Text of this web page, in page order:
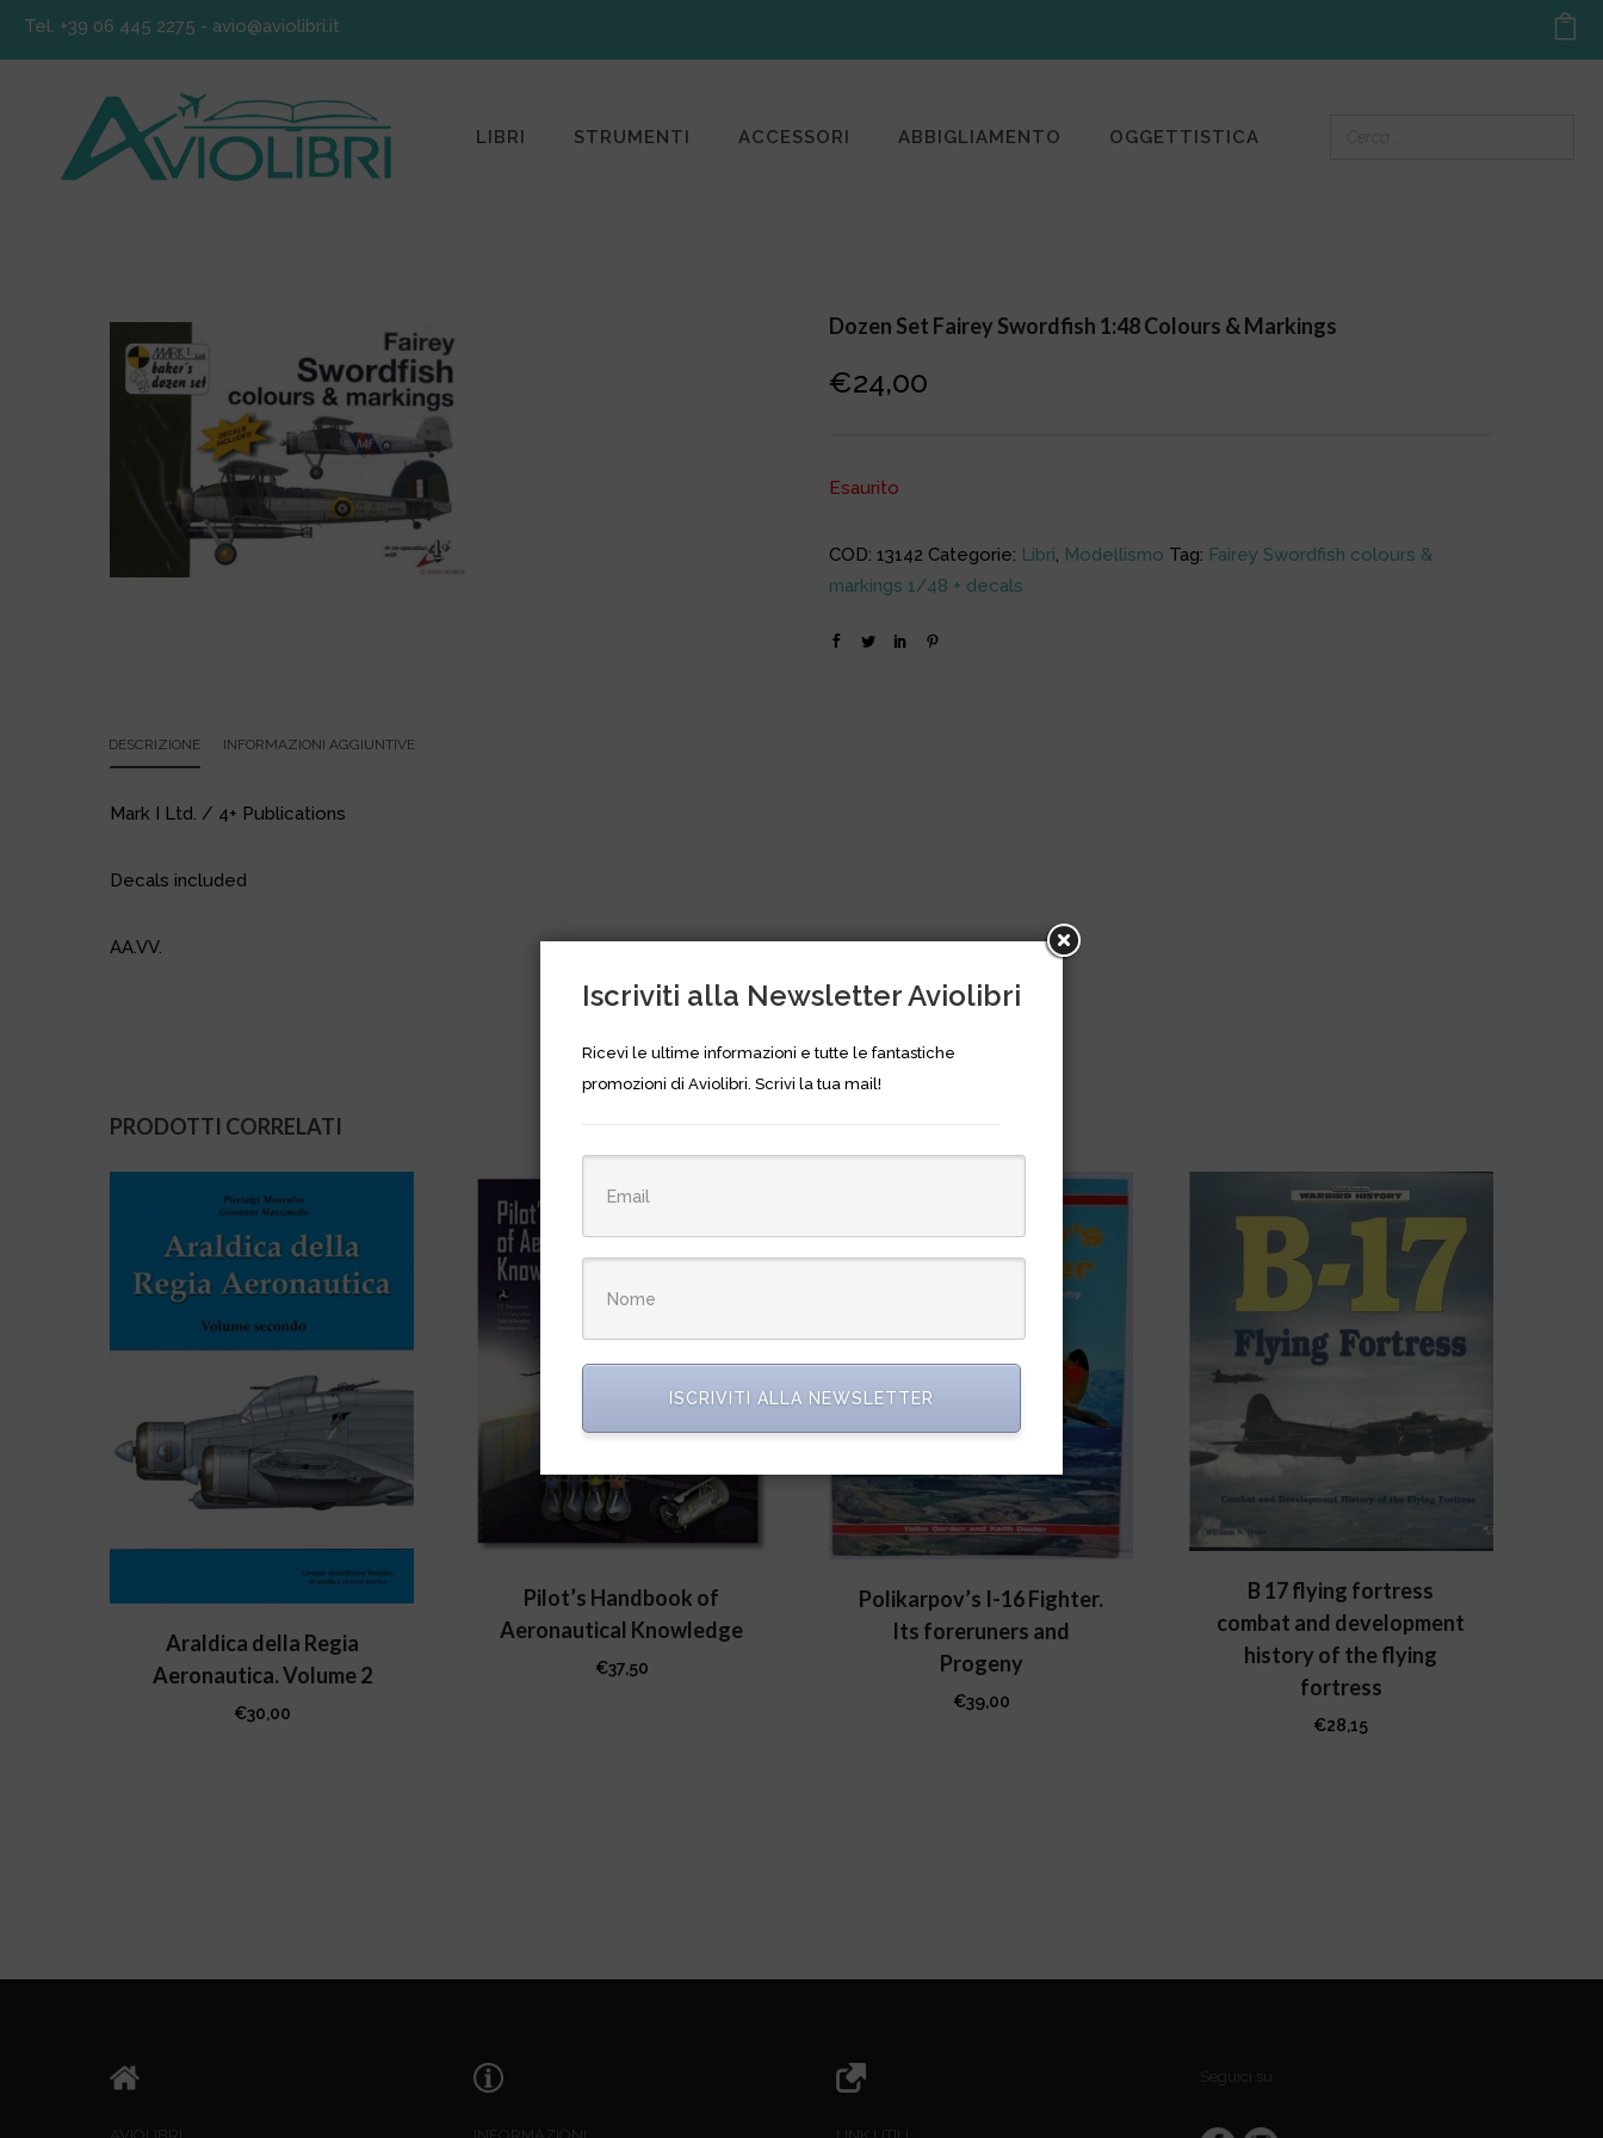
Tel. +39 06 445 2275 - avio@aviolibri.it
LIBRI STRUMENTI ACCESSORI ABBIGLIAMENTO OGGETTISTICA
Dozen Set Fairey Swordfish 1:48 Colours & Markings
€24,00
Esaurito
COD:13142 Categorie: Libri, Modellismo Tag: Fairey Swordfish colours &
markings 1/48 + decals
DESCRIZIONE INFORMAZIONI AGGIUNTIVE
Mark I Ltd. / 4+ Publications
Decals included
AA.VV.
PRODOTTI CORRELATI
Araldica della Regia
Aeronautica. Volume 2
€30,00
Pilot’s Handbook of
Aeronautical Knowledge
€37,50
Polikarpov’s I-16 Fighter.
Its foreruners and
Progeny
€39,00
B 17 flying fortress
combat and development
history of the flying
fortress
€28,15
Seguici su:
Iscriviti alla Newsletter Aviolibri
Ricevi le ultime informazioni e tutte le fantastiche
promozioni di Aviolibri. Scrivi la tua mail!
ISCRIVITI ALLA NEWSLETTER